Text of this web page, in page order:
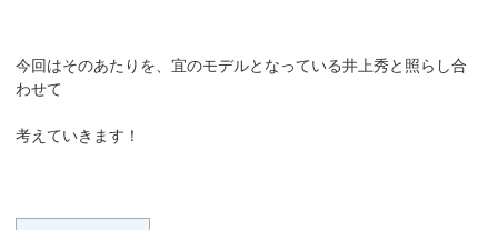
今回はそのあたりを、宜のモデルとなっている井上秀と照らし合
わせて
考えていきます！